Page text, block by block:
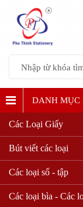
DANH MỤC
Các Loại Giấy
Bút viết các loại
Các loại sổ - tập
Các loại bìa - Các
Chính sách
CHÍNH
PHÒNG